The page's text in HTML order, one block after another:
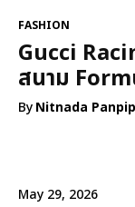
May 29, 2026
FASHION
Gucci
สนาม
ByNitnada